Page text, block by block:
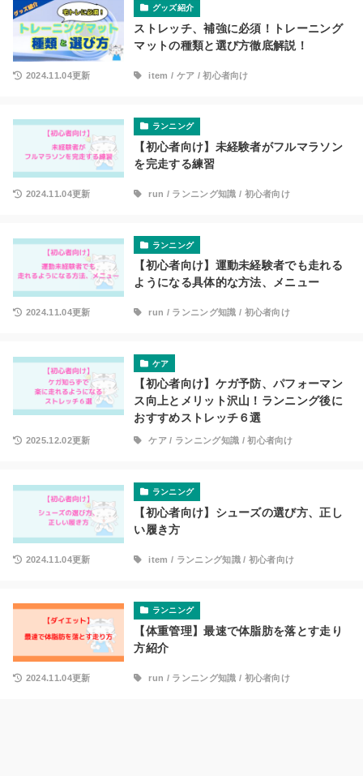
グッズ紹介
ストレッチ、補強に必須！トレーニング
マットの種類と選び方徹底解説！
2024.11.04更新 item / ケア /初心者向け
ランニング
【初心者向け】未経験者がフルマラソン
を完走する練習
2024.11.04更新 run / ランニング知識 / 初心者向け
ランニング
【初心者向け】運動未経験者でも走れる
ようになる具体的な方法、メニュー
2024.11.04更新 run / ランニング知識 / 初心者向け
ケア
【初心者向け】ケガ予防、パフォーマン
ス向上とメリット沢山！ランニング後に
おすすめストレッチ６選
2025.12.02更新 ケア / ランニング知識 /初心者向け
ランニング
【初心者向け】シューズの選び方、正し
い履き方
2024.11.04更新 item / ランニング知識/ 初心者向け
ランニング
【体重管理】最速で体脂肪を落とす走り
方紹介
2024.11.04更新 run / ランニング知識 / 初心者向け